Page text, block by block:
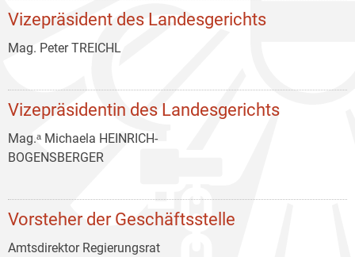
Vizepräsident des Landesgerichts
Mag. Peter TREICHL
Vizepräsidentin des Landesgerichts
Mag.ᵃ Michaela HEINRICH-
BOGENSBERGER
Vorsteher der Geschäftsstelle
Amtsdirektor Regierungsrat